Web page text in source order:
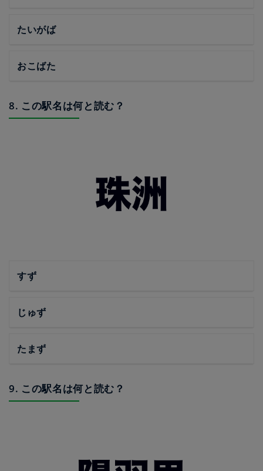
たいがば
おこばた
8. この駅名は何と読む？
すず
じゅず
たまず
9. この駅名は何と読む？